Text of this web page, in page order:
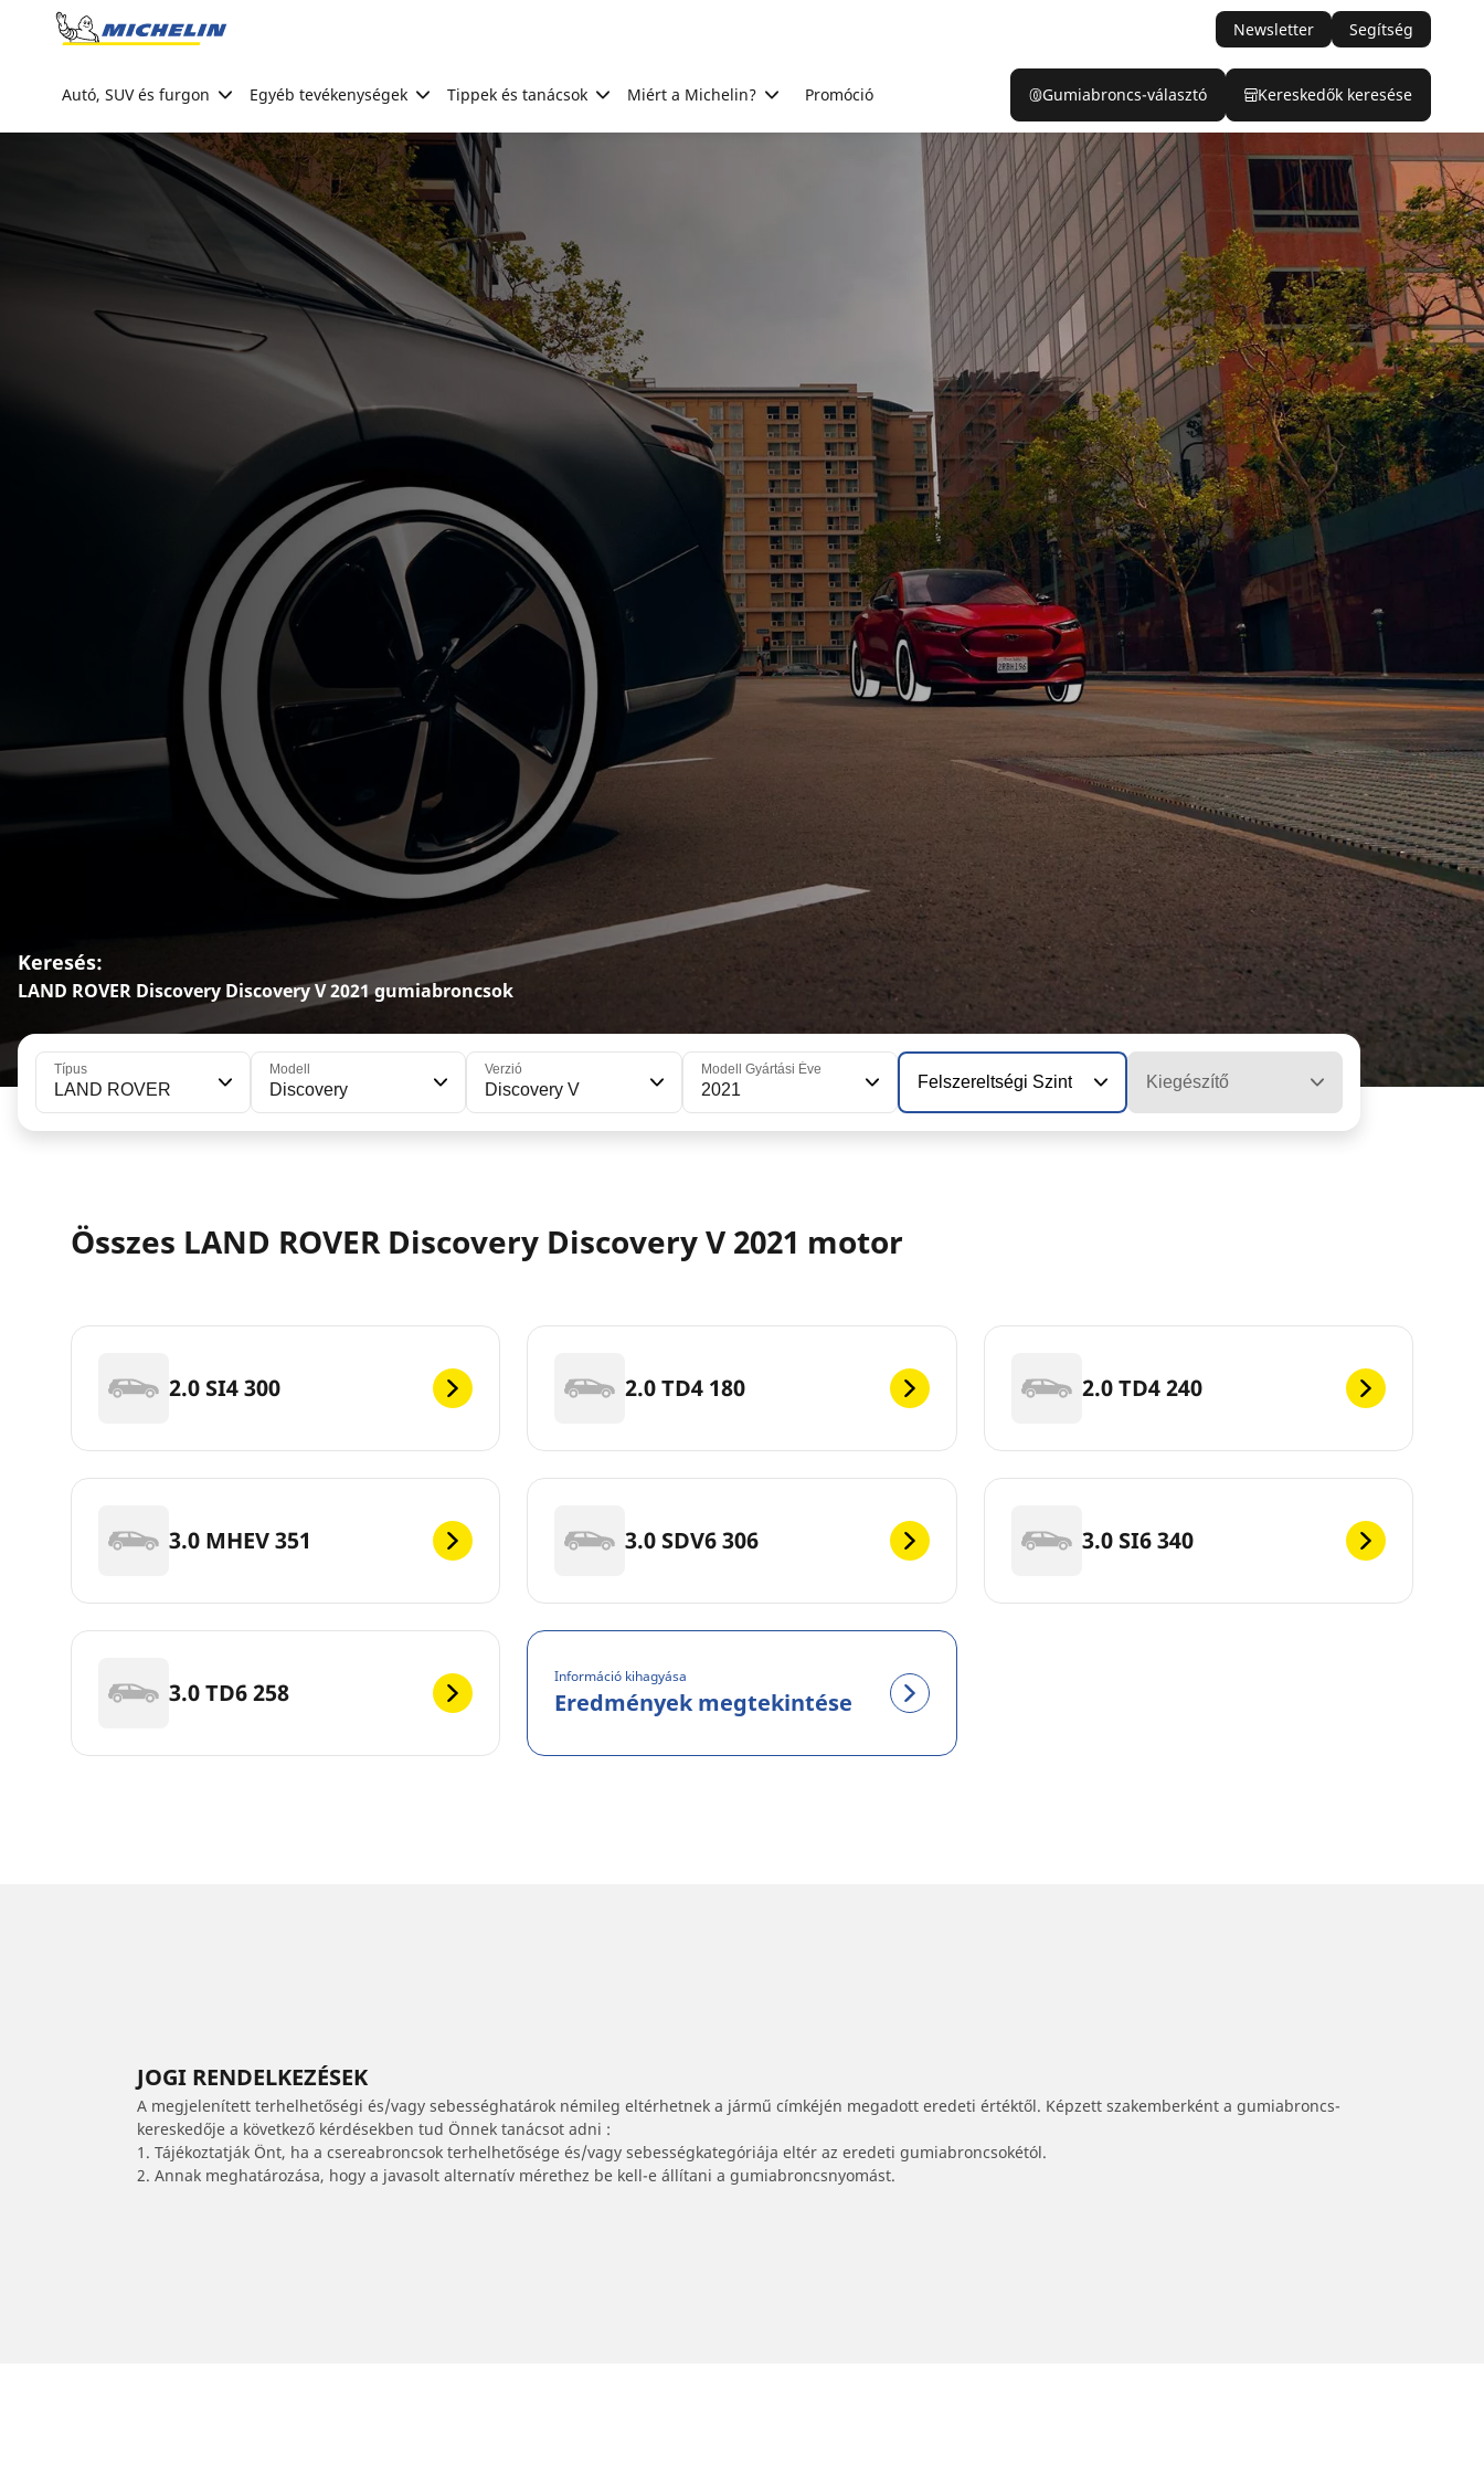
Go to page content
Newsletter Segítség
Autó, SUV és furgon Egyéb tevékenységek Tippek és tanácsok Miért a Michelin? Promóció Gumiabroncs-választó Kereskedők keresése
Keresés:
LAND ROVER Discovery Discovery V 2021 gumiabroncsok
Típus
LAND ROVER
Modell
Discovery
Verzió
Discovery V
Modell Gyártási Éve
2021 Felszereltségi Szint Kiegészítő
Összes LAND ROVER Discovery Discovery V 2021 motor
2.0 SI4 300 2.0 TD4 180 2.0 TD4 240
3.0 MHEV 351 3.0 SDV6 306 3.0 SI6 340
3.0 TD6 258
Információ kihagyása
Eredmények megtekintése
JOGI RENDELKEZÉSEK
A megjelenített terhelhetőségi és/vagy sebességhatárok némileg eltérhetnek a jármű címkéjén megadott eredeti értéktől. Képzett szakemberként a gumiabroncs-
kereskedője a következő kérdésekben tud Önnek tanácsot adni :
1. Tájékoztatják Önt, ha a csereabroncsok terhelhetősége és/vagy sebességkategóriája eltér az eredeti gumiabroncsokétól.
2. Annak meghatározása, hogy a javasolt alternatív mérethez be kell-e állítani a gumiabroncsnyomást.